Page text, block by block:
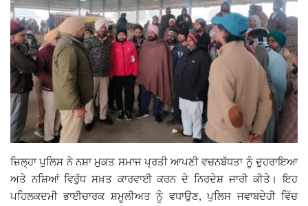
Sri Muktsar Sahib News
Punjab
Life & Style
Important
Contact Us
ਜ਼ਿਲ੍ਹਾ ਪੁਲਿਸ ਨੇ ਨਸ਼ਾ ਮੁਕਤ ਸਮਾਜ ਪ੍ਰਤੀ ਆਪਣੀ ਵਚਨਬੱਧਤਾ ਨੂੰ ਦੁਹਰਾਇਆ
ਅਤੇ ਨਸ਼ਿਆਂ ਵਿਰੁੱਧ ਸਖ਼ਤ ਕਾਰਵਾਈ ਕਰਨ ਦੇ ਨਿਰਦੇਸ਼ ਜਾਰੀ ਕੀਤੇ। ਇਹ
ਪਹਿਲਕਦਮੀ ਭਾਈਚਾਰਕ ਸ਼ਮੂਲੀਅਤ ਨੂੰ ਵਧਾਉਣ, ਪੁਲਿਸ ਜਵਾਬਦੇਹੀ ਵਿੱਚ